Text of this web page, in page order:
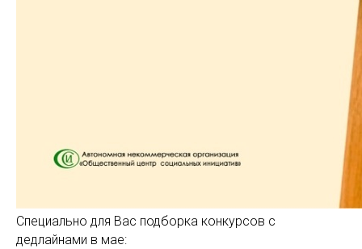
Специально для Вас подборка конкурсов с
дедлайнами в мае: